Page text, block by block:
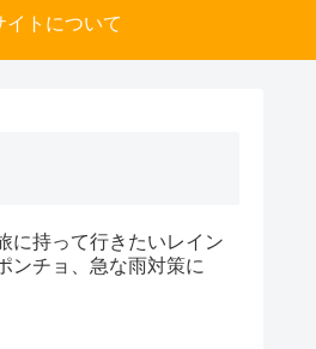
イトについて
に持って行きたいレイン
ンチョ、急な雨対策に